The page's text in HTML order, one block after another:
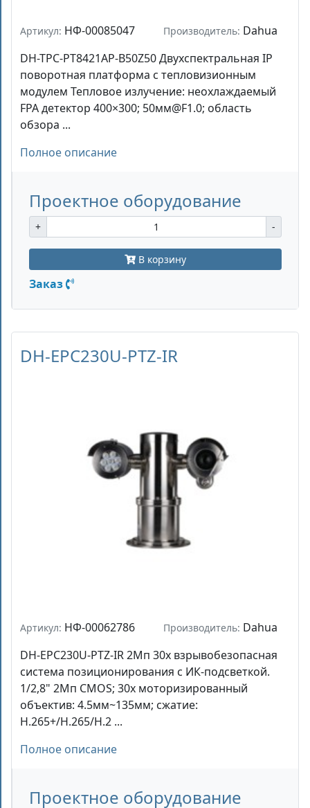
Артикул: НФ-00085047 Производитель: Dahua
DH-TPC-PT8421AP-B50Z50 Двухспектральная IP
поворотная платформа с тепловизионным
модулем Тепловое излучение: неохлаждаемый
FPA детектор 400×300; 50мм@F1.0; область
обзора ...
Полное описание
Проектное оборудование
+ -
В корзину
Заказ
DH-EPC230U-PTZ-IR
Артикул: НФ-00062786 Производитель: Dahua
DH-EPC230U-PTZ-IR 2Mп 30x взрывобезопасная
система позиционирования с ИК-подсветкой.
1/2,8" 2Mп CMOS; 30x моторизированный
объектив: 4.5мм~135мм; сжатие:
H.265+/H.265/H.2 ...
Полное описание
Проектное оборудование